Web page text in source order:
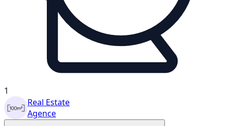
1
Real Estate
Agence